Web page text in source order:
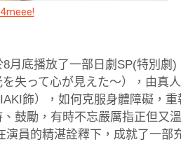
4meee!
月底播放了一部日劇SP(特別劇
失って心が見えた～），由真
飾），如何克服身體障礙，
鼓勵，有時不忘嚴厲指正但又
員的精湛詮釋下，成就了一部